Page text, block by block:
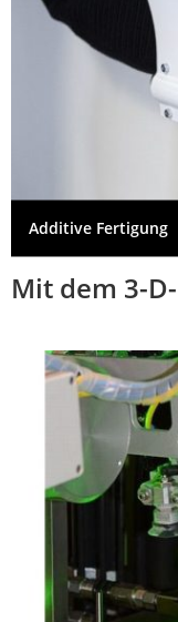
Additive Fertigung
Mit dem 3-